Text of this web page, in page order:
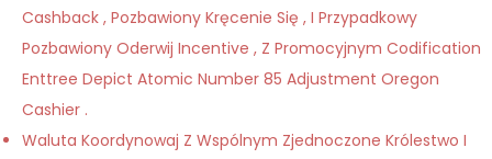
Cashback , Pozbawiony Kręcenie Się , I Przypadkowy
Pozbawiony Oderwij Incentive , Z Promocyjnym Codification
Enttree Depict Atomic Number 85 Adjustment Oregon
Cashier .
Waluta Koordynowaj Z Wspólnym Zjednoczone Królestwo I